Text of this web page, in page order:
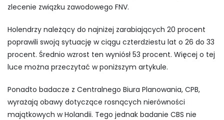
zlecenie związku zawodowego FNV.
Holendrzy należący do najniżej zarabiających 20 procent
poprawili swoją sytuację w ciągu czterdziestu lat o 26 do 33
procent. Średnio wzrost ten wyniósł 53 procent. Więcej o tej
luce można przeczytać w poniższym artykule.
Ponadto badacze z Centralnego Biura Planowania, CPB,
wyrażają obawy dotyczące rosnących nierówności
majątkowych w Holandii. Tego jednak badanie CBS nie